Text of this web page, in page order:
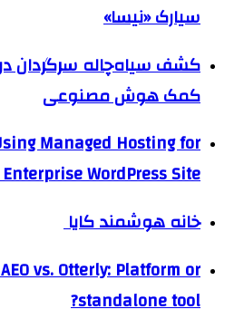
سیارک «نیسا»
کشف سیاه‌چاله سرگردان
کمک هوش مصنوعی
Managed Hosting for
WordPress Site
خانه هوشمند کایا
vs. Otterly: Platform or
standalone tool?